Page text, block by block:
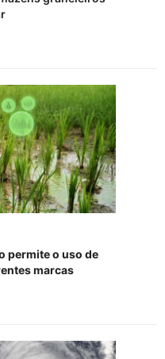
permite o uso de
marcas